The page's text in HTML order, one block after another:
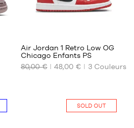
NOS
TAILLES
Air Jordan 1 Retro Low OG
Chicago Enfants PS
80,00 €
48,00 € 3Couleurs
SOLD OUT